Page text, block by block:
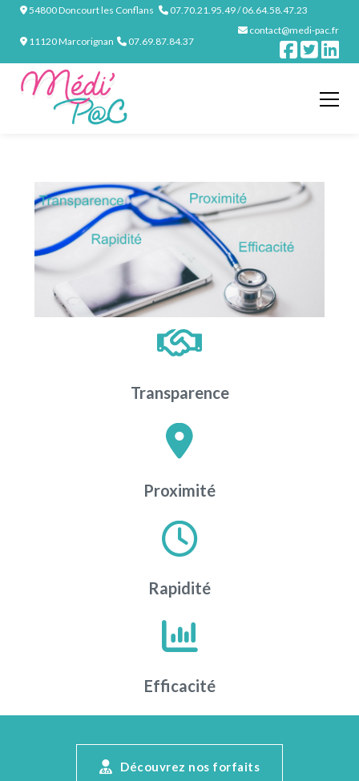
54800 Doncourt les Conflans 07.70.21.95.49 / 06.64.58.47.23
11120 Marcorignan 07.69.87.84.37
contact@medi-pac.fr
Transparence
Proximité
Rapidité
Efficacité
Découvrez nos forfaits